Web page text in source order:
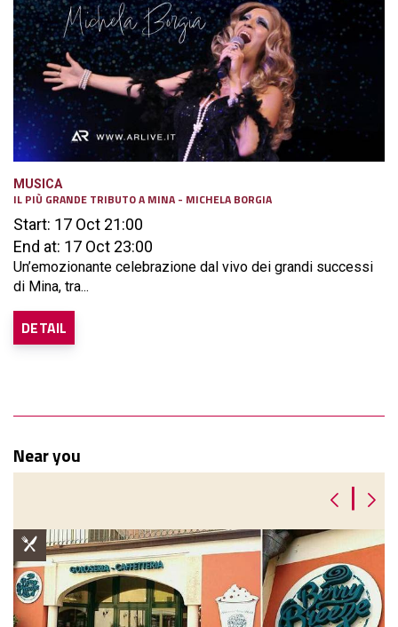
MUSICA
IL PIÙ GRANDE TRIBUTO A MINA - MICHELA BORGIA
Start: 17 Oct 21:00
End at: 17 Oct 23:00
Un’emozionante celebrazione dal vivo dei grandi successi
di Mina, tra...
DETAIL
Near you
|